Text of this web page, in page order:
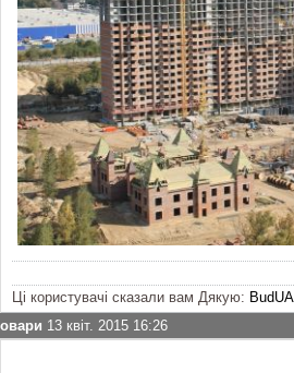
Ці користувачі сказали вам Дякую: BudUA
13 квіт. 2015 16:26